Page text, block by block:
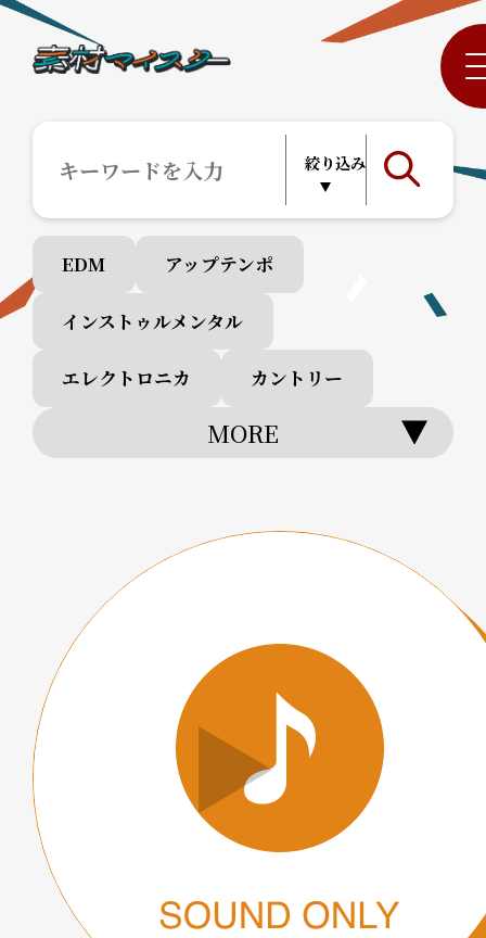
EDM アップテンポ
インストゥルメンタル
エレクトロニカ カントリー
MORE